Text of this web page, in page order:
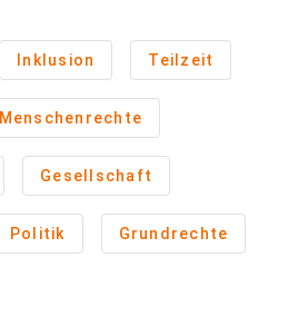
Inklusion Teilzeit
Menschenrechte
Gesellschaft
Politik Grundrechte